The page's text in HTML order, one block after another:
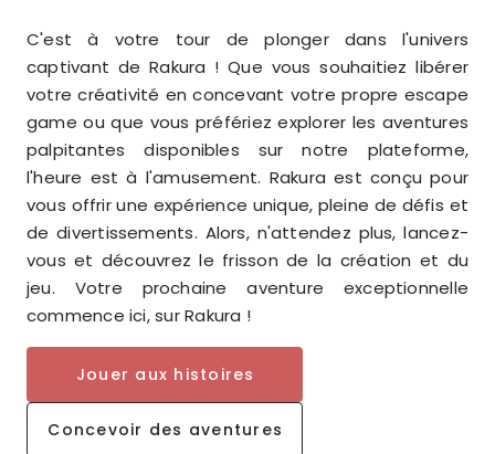
C'est à votre tour de plonger dans l'univers
captivant de Rakura ! Que vous souhaitiez libérer
votre créativité en concevant votre propre escape
game ou que vous préfériez explorer les aventures
palpitantes disponibles sur notre plateforme,
l'heure est à l'amusement. Rakura est conçu pour
vous offrir une expérience unique, pleine de défis et
de divertissements. Alors, n'attendez plus, lancez-
vous et découvrez le frisson de la création et du
jeu. Votre prochaine aventure exceptionnelle
commence ici, sur Rakura !
Jouer aux histoires
Concevoir des aventures